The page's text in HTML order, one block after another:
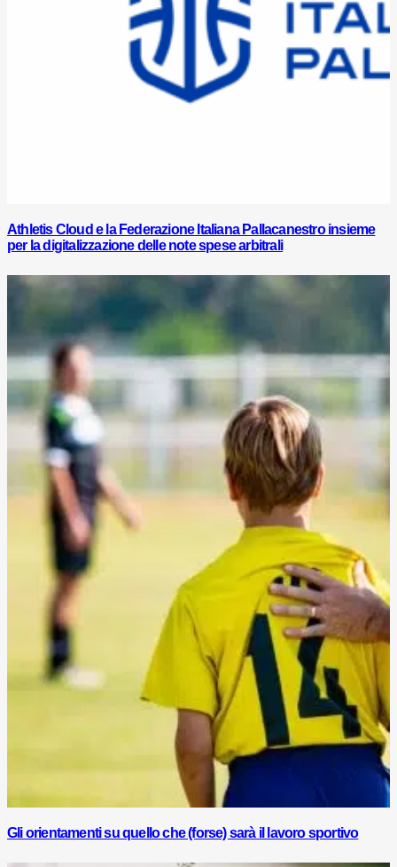
Athletis Cloud e la Federazione Italiana Pallacanestro insieme
per la digitalizzazione delle note spese arbitrali
Gli orientamenti su quello che (forse) sarà il lavoro sportivo